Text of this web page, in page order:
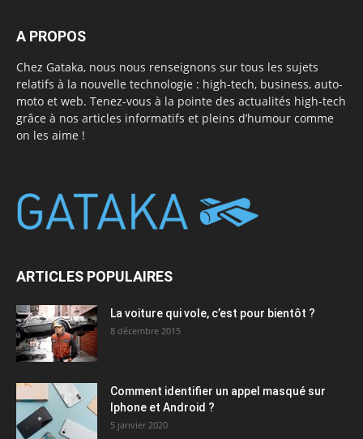
A PROPOS
Chez Gataka, nous nous renseignons sur tous les sujets
relatifs à la nouvelle technologie : high-tech, business, auto-
moto et web. Tenez-vous à la pointe des actualités high-tech
grâce à nos articles informatifs et pleins d’humour comme
on les aime !
ARTICLES POPULAIRES
La voiture qui vole, c’est pour bientôt ?
8 décembre 2015
Comment identifier un appel masqué sur
Iphone et Android ?
5 janvier 2020